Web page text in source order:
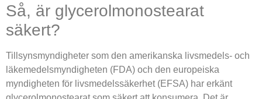
Så, är glycerolmonostearat
säkert?
Tillsynsmyndigheter som den amerikanska livsmedels- och
läkemedelsmyndigheten (FDA) och den europeiska
myndigheten för livsmedelssäkerhet (EFSA) har erkänt